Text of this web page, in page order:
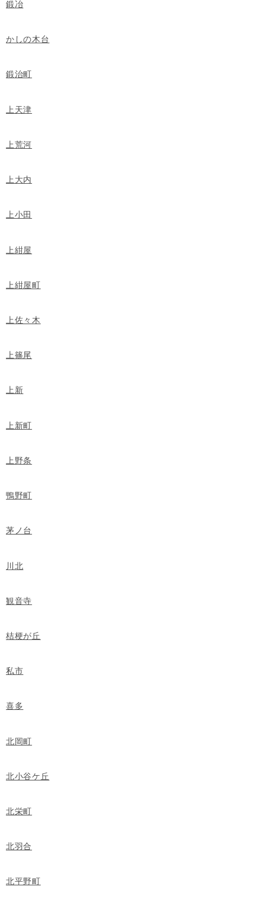
鍛冶
かしの木台
鍛治町
上天津
上荒河
上大内
上小田
上紺屋
上紺屋町
上佐々木
上篠尾
上新
上新町
上野条
鴨野町
茅ノ台
川北
観音寺
桔梗が丘
私市
喜多
北岡町
北小谷ケ丘
北栄町
北羽合
北平野町